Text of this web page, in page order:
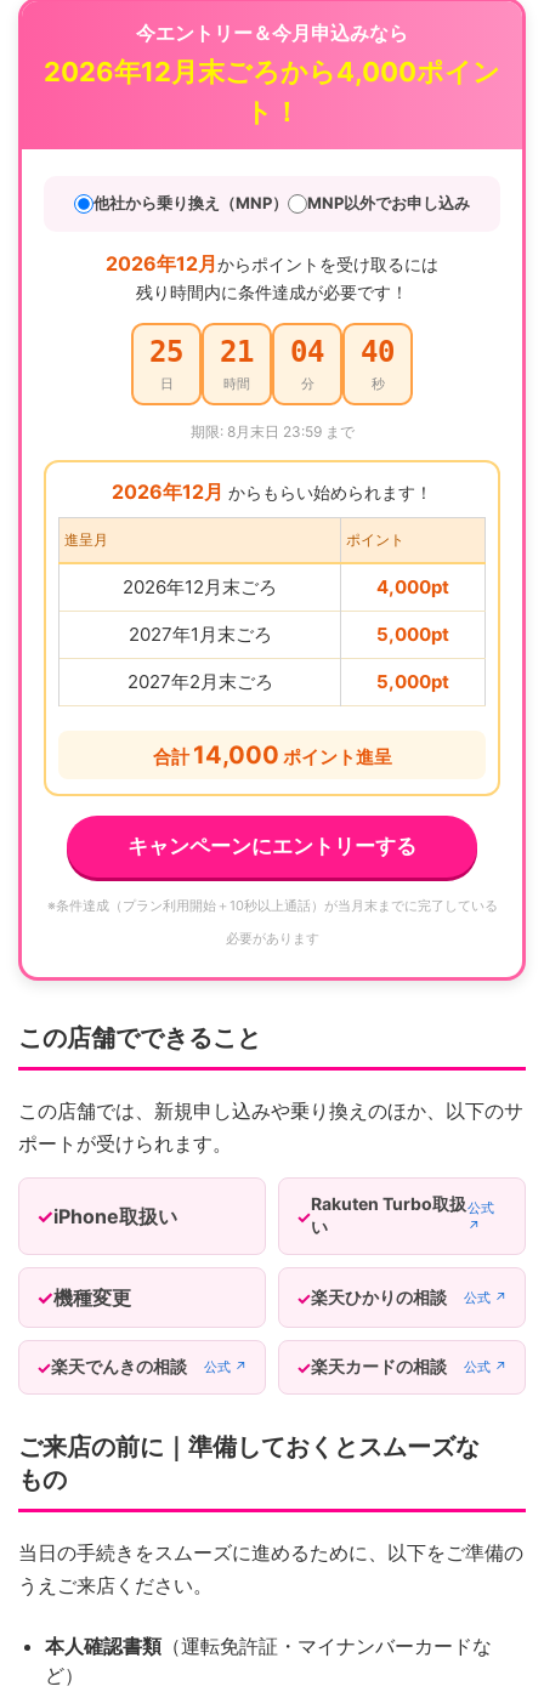
今エントリー＆今月申込みなら
2026年12月末ごろから4,000ポイン
ト！
他社から乗り換え（MNP） MNP以外でお申し込み
2026年12月 からポイントを受け取るには
残り時間内に条件達成が必要です！
25
日
21
時間
04
分
39
秒
期限: 8月末日 23:59 まで
2026年12月 からもらい始められます！
進呈月 ポイント
2026年12月末ごろ 4,000pt
2027年1月末ごろ 5,000pt
2027年2月末ごろ 5,000pt
合計14,000 ポイント進呈
キャンペーンにエントリーする
※条件達成（プラン利用開始＋10秒以上通話）が当月末までに完了している
必要があります
この店舗でできること
この店舗では、新規申し込みや乗り換えのほか、以下のサ
ポートが受けられます。
iPhone取扱い
Rakuten Turbo取扱
い
公式
↗
機種変更 楽天ひかりの相談 公式 ↗
楽天でんきの相談 公式 ↗ 楽天カードの相談 公式 ↗
ご来店の前に｜準備しておくとスムーズな
もの
当日の手続きをスムーズに進めるために、以下をご準備の
うえご来店ください。
本人確認書類（運転免許証・マイナンバーカードな
ど）